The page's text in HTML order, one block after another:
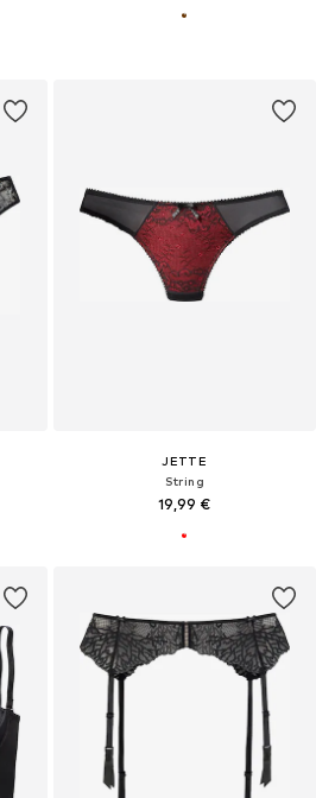
JETTE
String
19,99 €